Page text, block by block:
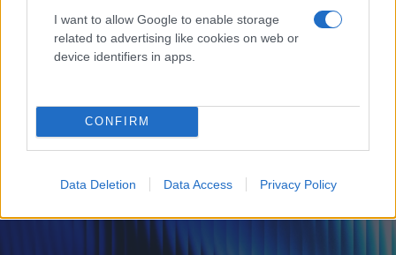
I want to allow Google to enable storage
related to advertising like cookies on web or
device identifiers in apps.
CONFIRM
Data Deletion Data Access Privacy Policy
09.02.2026 18:20
Βασίλης